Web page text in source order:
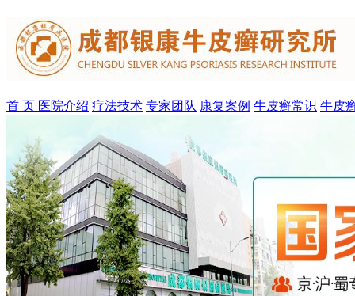
首 页 医院介绍 疗法技术 专家团队 康复案例 牛皮癣常识 牛皮